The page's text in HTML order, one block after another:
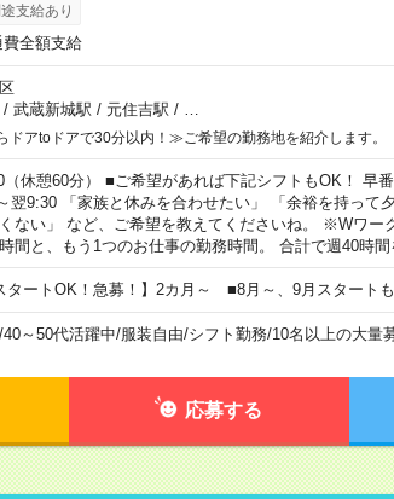
支給あり
費全額支給
/ 武蔵新城駅 / 元住吉駅 /
ドアtoドアで30分以内！≫ご希望の勤務地を紹介します。
（休憩60分） ■ご希望があれば下記シフトもOK！ 早
翌9:30 「家族と休みを合わせたい」 「余裕を持って
ない」 など、ご希望を教えてくださいね。 ※Wワー
間と、もう1つのお仕事の勤務時間。 合計で週40時間
タートOK！急募！】2カ月～ ■8月～、9月スタートも
40～50代活躍中/服装自由/シフト勤務/10名以上の大量
応募する